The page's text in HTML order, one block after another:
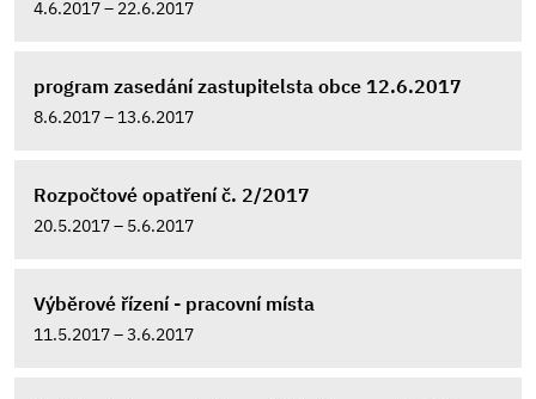
4.6.2017 – 22.6.2017
program zasedání zastupitelsta obce 12.6.2017
8.6.2017 – 13.6.2017
Rozpočtové opatření č. 2/2017
20.5.2017 – 5.6.2017
Výběrové řízení - pracovní místa
11.5.2017 – 3.6.2017